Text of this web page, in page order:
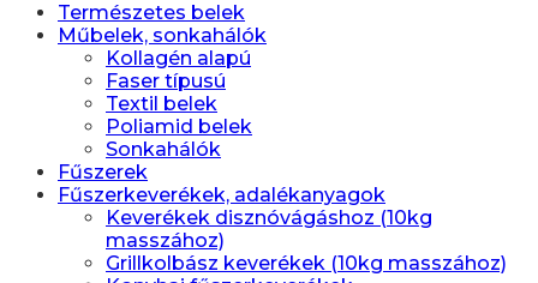
Természetes belek
Műbelek, sonkahálók
Kollagén alapú
Faser típusú
Textil belek
Poliamid belek
Sonkahálók
Fűszerek
Fűszerkeverékek, adalékanyagok
Keverékek disznóvágáshoz (10kg
masszához)
Grillkolbász keverékek (10kg masszához)